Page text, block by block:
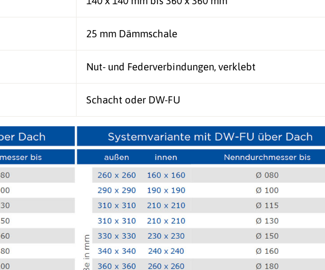
25 mm Dämmschale
Nut- und Federverbindungen, verklebt
Schacht oder DW-FU